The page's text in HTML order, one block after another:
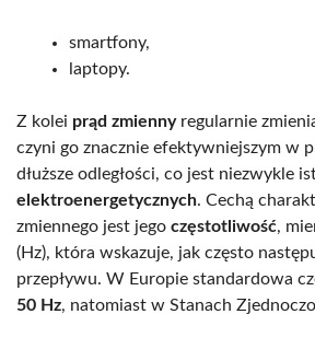
smartfony,
laptopy.
Z kolei prąd zmiennyregularnie
czyni go znacznie efektywniejszym w
dłuższe odległości, co jest niezwykle
elektroenergetycznych. Cechą
zmiennego jest jego częstotliwość,
(Hz), która wskazuje, jak często
przepływu. W Europie standardowa
50 Hz, natomiast w Stanach